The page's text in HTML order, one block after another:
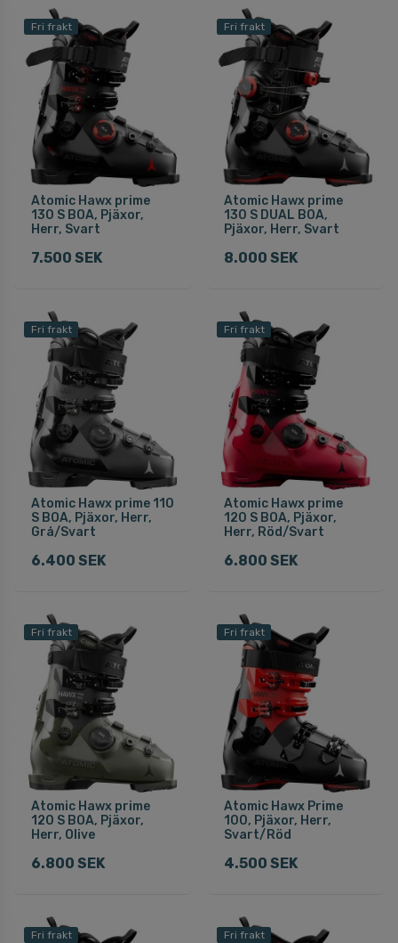
Fri frakt
Atomic Hawx prime
130 S BOA, Pjäxor,
Herr, Svart
7.500 SEK
Fri frakt
Atomic Hawx prime
130 S DUAL BOA,
Pjäxor, Herr, Svart
8.000 SEK
Fri frakt
Atomic Hawx prime 110
S BOA, Pjäxor, Herr,
Grå/Svart
6.400 SEK
Fri frakt
Atomic Hawx prime
120 S BOA, Pjäxor,
Herr, Röd/Svart
6.800 SEK
Fri frakt
Atomic Hawx prime
120 S BOA, Pjäxor,
Herr, Olive
6.800 SEK
Fri frakt
Atomic Hawx Prime
100, Pjäxor, Herr,
Svart/Röd
4.500 SEK
Fri frakt Fri frakt